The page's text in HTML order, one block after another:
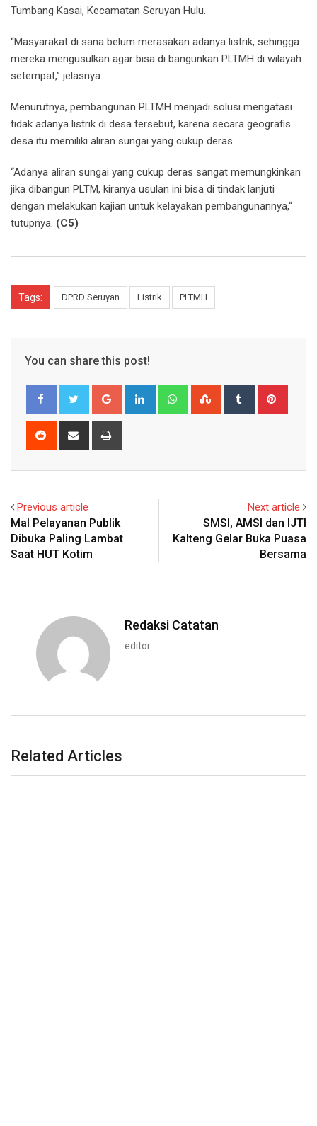
Tumbang Kasai, Kecamatan Seruyan Hulu.
“Masyarakat di sana belum merasakan adanya listrik, sehingga
mereka mengusulkan agar bisa di bangunkan PLTMH di wilayah
setempat,” jelasnya.
Menurutnya, pembangunan PLTMH menjadi solusi mengatasi
tidak adanya listrik di desa tersebut, karena secara geografis
desa itu memiliki aliran sungai yang cukup deras.
“Adanya aliran sungai yang cukup deras sangat memungkinkan
jika dibangun PLTM, kiranya usulan ini bisa di tindak lanjuti
dengan melakukan kajian untuk kelayakan pembangunannya,“
tutupnya. (C5)
Tags: DPRD Seruyan Listrik PLTMH
You can share this post!
Google+ LinkedIn WhatsappStumbleUpon
Tumblr
Reddit
Share
Previous article
Mal Pelayanan Publik
Dibuka Paling Lambat
Saat HUT Kotim
Next article
SMSI, AMSI dan IJTI
Kalteng Gelar Buka Puasa
Bersama
Redaksi Catatan
editor
Related Articles